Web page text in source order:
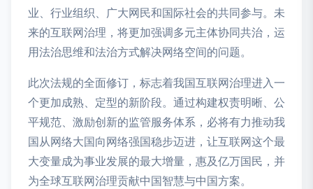
业、行业组织、广大网民和国际社会的共同参与。未
来的互联网治理，将更加强调多元主体协同共治，运
用法治思维和法治方式解决网络空间的问题。
此次法规的全面修订，标志着我国互联网治理进入一
个更加成熟、定型的新阶段。通过构建权责明晰、公
平规范、激励创新的监管服务体系，必将有力推动我
国从网络大国向网络强国稳步迈进，让互联网这个最
大变量成为事业发展的最大增量，惠及亿万国民，并
为全球互联网治理贡献中国智慧与中国方案。